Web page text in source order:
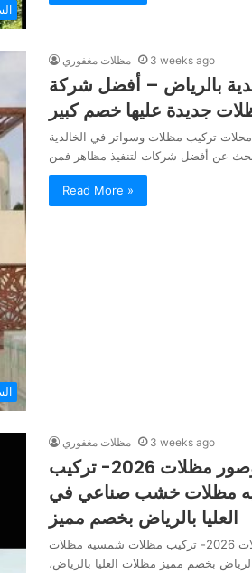
مظلات مغفوري 3 weeks ago
بالرياض – أفضل شركة
جديدة عليها خصم كبير
محلات تركيب مظلات وسواتر في الخالدية
Read More »
مظلات مغفوري 3 weeks ago
أحدث تصاميم وصور مظلات 2026- تركيب
مظلات خشب صناعي في
العليا بالرياض بخصم مميز
أحدث تصاميم وصور مظلات 2026- تركيب مظلات شمسيه مظلات
بخصم مميز مظلات العليا بالرياض،